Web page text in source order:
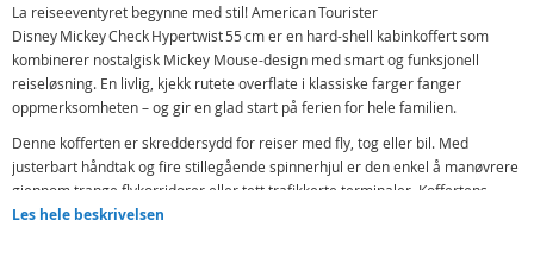
La reiseeventyret begynne med stil! American Tourister
Disney Mickey Check Hypertwist 55 cm er en hard-shell kabinkoffert som
kombinerer nostalgisk Mickey Mouse-design med smart og funksjonell
reiseløsning. En livlig, kjekk rutete overflate i klassiske farger fanger
oppmerksomheten – og gir en glad start på ferien for hele familien.
Denne kofferten er skreddersydd for reiser med fly, tog eller bil. Med
justerbart håndtak og fire stillegående spinnerhjul er den enkel å manøvrere
gjennom trange flykorridorer eller tett trafikkerte terminaler. Koffertens
romslige innside sørger for god plass til klær, sko, favorittleker eller enkle
Les hele beskrivelsen